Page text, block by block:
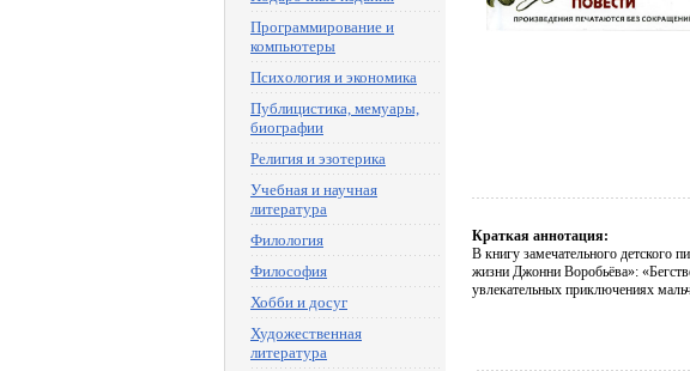
Программирование и
компьютеры
Психология и экономика
Публицистика, мемуары,
биографии
Религия и эзотерика
Учебная и научная
литература
Филология
Философия
Хобби и досуг
Художественная
литература
Краткая аннотация:
В книгу замечательного детского
жизни Джонни Воробьёва»:
увлекательных приключениях